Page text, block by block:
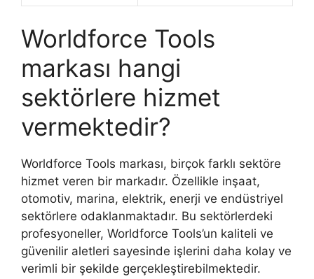
Worldforce Tools
markası hangi
sektörlere hizmet
vermektedir?
Worldforce Tools markası, birçok farklı sektöre
hizmet veren bir markadır. Özellikle inşaat,
otomotiv, marina, elektrik, enerji ve endüstriyel
sektörlere odaklanmaktadır. Bu sektörlerdeki
profesyoneller, Worldforce Tools’un kaliteli ve
güvenilir aletleri sayesinde işlerini daha kolay ve
verimli bir şekilde gerçekleştirebilmektedir.